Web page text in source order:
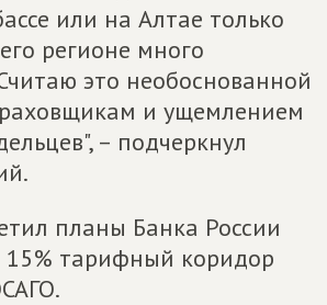
или на Алтае только
регионе много
это необоснованной
и ущемлением
– подчеркнул
планы Банка России
15% тарифный коридор